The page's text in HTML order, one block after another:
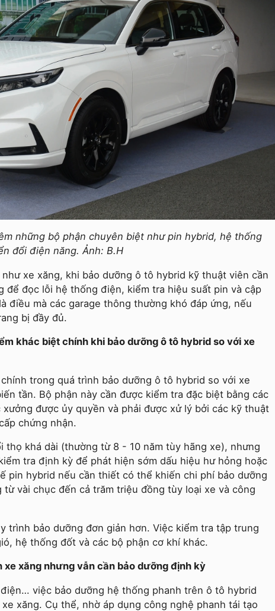
những bộ phận chuyên biệt như pin hybrid, hệ thống
đổi điện năng. Ảnh: B.H
xe xăng, khi bảo dưỡng ô tô hybrid kỹ thuật viên cần
để đọc lỗi hệ thống điện, kiểm tra hiệu suất pin và cập
điều mà các garage thông thường khó đáp ứng, nếu
bị đầy đủ.
khác biệt chính khi bảo dưỡng ô tô hybrid so với xe
trong quá trình bảo dưỡng ô tô hybrid so với xe
tần. Bộ phận này cần được kiểm tra đặc biệt bằng các
được ủy quyền và phải được xử lý bởi các kỹ thuật
chứng nhận.
thọ khá dài (thường từ 8 - 10 năm tùy hãng xe), nhưng
tra định kỳ để phát hiện sớm dấu hiệu hư hỏng hoặc
pin hybrid nếu cần thiết có thể khiến chi phí bảo dưỡng
vài chục đến cả trăm triệu đồng tùy loại xe và công
trình bảo dưỡng đơn giản hơn. Việc kiểm tra tập trung
hệ thống đốt và các bộ phận cơ khí khác.
xe xăng nhưng vẫn cần bảo dưỡng định kỳ
việc bảo dưỡng hệ thống phanh trên ô tô hybrid
xăng. Cụ thể, nhờ áp dụng công nghệ phanh tái tạo